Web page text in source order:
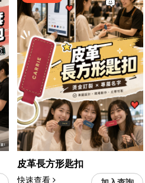
皮革長方形匙扣
快速查看